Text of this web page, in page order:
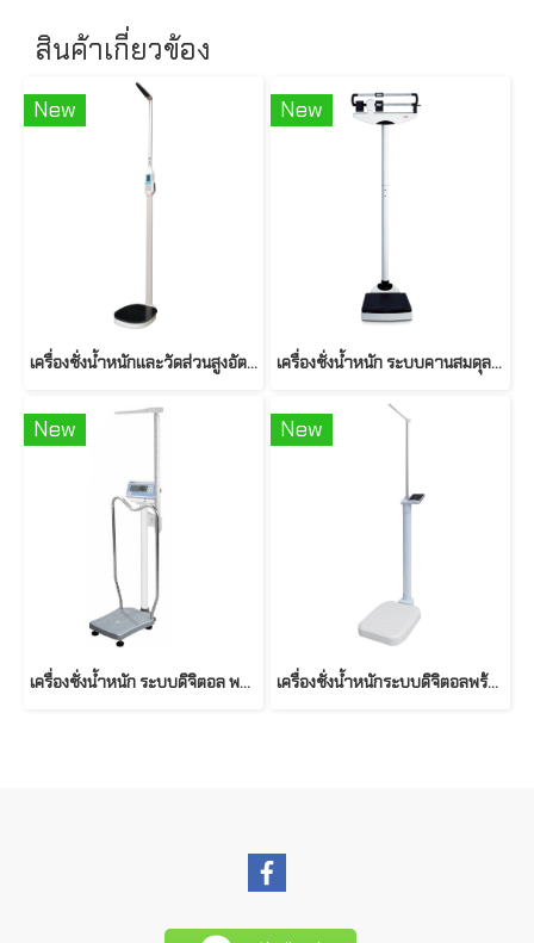
สินค้าเกี่ยวข้อง
New
เครื่องชั่งน้ำหนักและวัดส่วนสูงอัตโนมัติ รุ่น BAM-2020 ยี่ห้อ BAM
New
เครื่องชั่งน้ำหนัก ระบบคานสมดุล พร้อมวัดส่วนสูง รุ่น SECA 700
New
เครื่องชั่งน้ำหนัก ระบบดิจิตอล พร้อมวัดความสูง เเละคำนวณค่า BMI รุ่น BW-1416MH ยี่ห้อ NAGATA
New
เครื่องชั่งน้ำหนักระบบดิจิตอลพร้อมวัดส่วนสูง รุ่น BAM-200A รุ่น BAM